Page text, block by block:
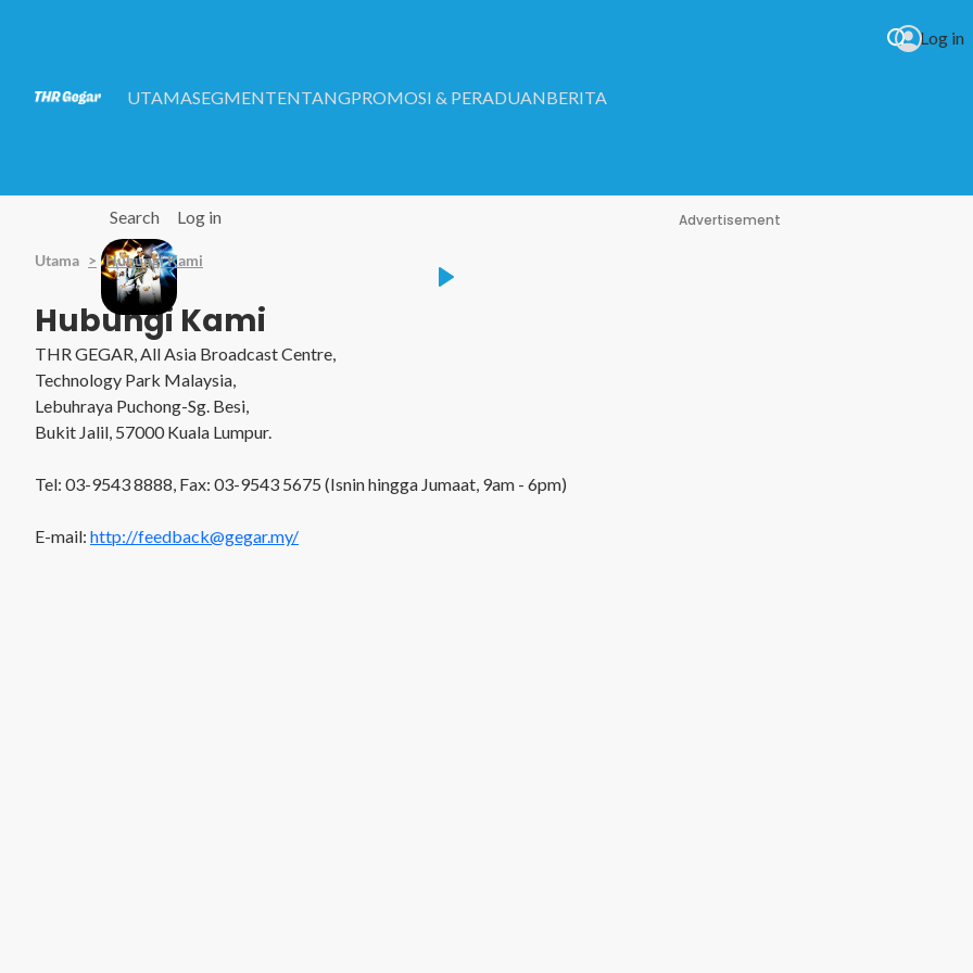
UTAMASEGMENTENTANGPROMOSI & PERADUANBERITA
Search Log in
Listen Live
AlMawlid Cahaya Seluruh Alam
Log in
Advertisement
Utama Hubungi Kami
Hubungi Kami
THR GEGAR, All Asia Broadcast Centre,
Technology Park Malaysia,
Lebuhraya Puchong-Sg. Besi,
Bukit Jalil, 57000 Kuala Lumpur.
Tel: 03-9543 8888, Fax: 03-9543 5675 (Isnin hingga Jumaat, 9am - 6pm)
E-mail: http://feedback@gegar.my/